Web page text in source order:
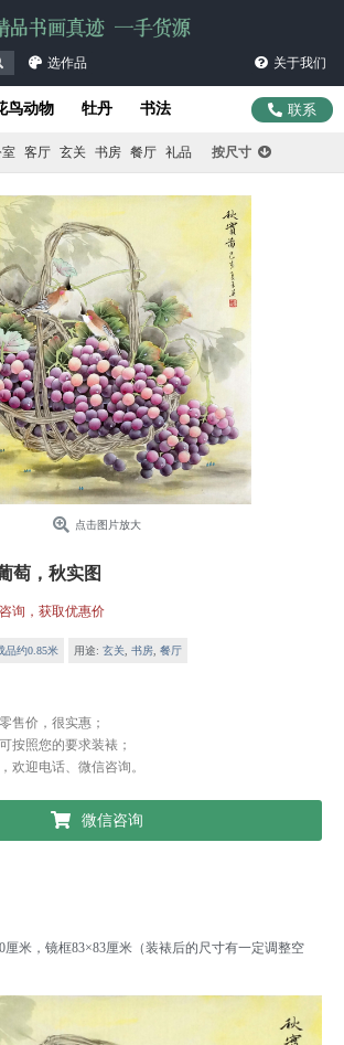
选作品 关于我们
鸟动物 牡丹 书法 联系
室 客厅 玄关 书房 餐厅 礼品 按尺寸
点击图片放大
萄，秋实图
询，获取优惠价
品约0.85米 用途: 玄关, 书房, 餐厅
售价，很实惠；
按照您的要求装裱；
欢迎电话、微信咨询。
微信咨询
厘米，镜框83×83厘米（装裱后的尺寸有一定调整空